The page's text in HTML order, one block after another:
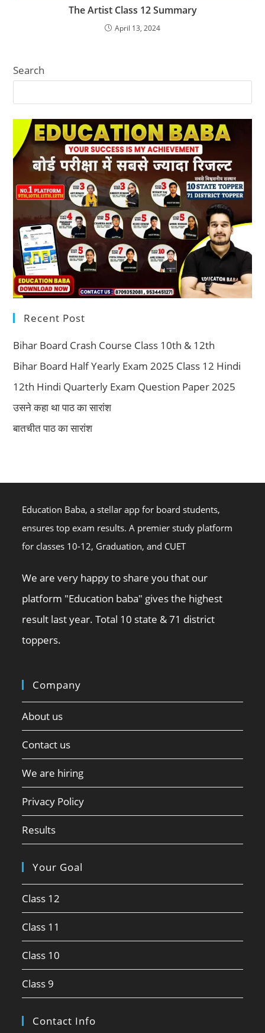
The Artist Class 12 Summary
April 13, 2024
Search
Recent Post
Bihar Board Crash Course Class 10th & 12th
Bihar Board Half Yearly Exam 2025 Class 12 Hindi
12th Hindi Quarterly Exam Question Paper 2025
उसने कहा था पाठ का सारांश
बातचीत पाठ का सारांश
Education Baba, a stellar app for board students,
ensures top exam results. A premier study platform
for classes 10-12, Graduation, and CUET
We are very happy to share you that our
platform "Education baba" gives the highest
result last year. Total 10 state & 71 district
toppers.
Company
About us
Contact us
We are hiring
Privacy Policy
Results
Your Goal
Class 12
Class 11
Class 10
Class 9
Contact Info